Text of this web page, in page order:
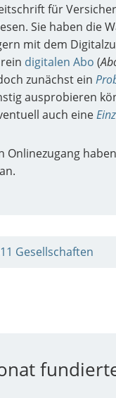
für
Sie haben die
mit dem
digitalen Abo (
zunächst ein
ausprobieren
auch eine
Onlinezugang
an.
Gesellschaften